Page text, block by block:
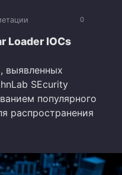
0
Loader IOCs
выявленных
SEcurity
популярного
распространения